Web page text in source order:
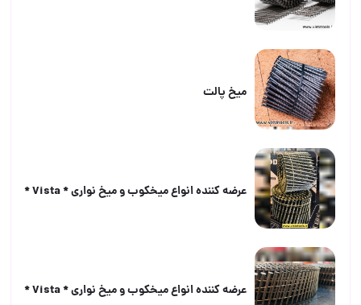
ميخ پالت
عرضه كننده انواع ميخكوب و ميخ نوارى * Vista *
عرضه كننده انواع ميخكوب و ميخ نوارى * Vista *